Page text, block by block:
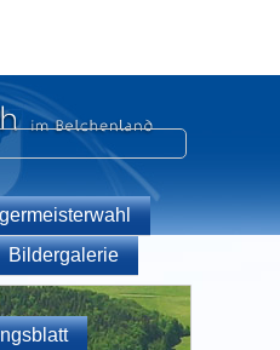
Bildergalerie